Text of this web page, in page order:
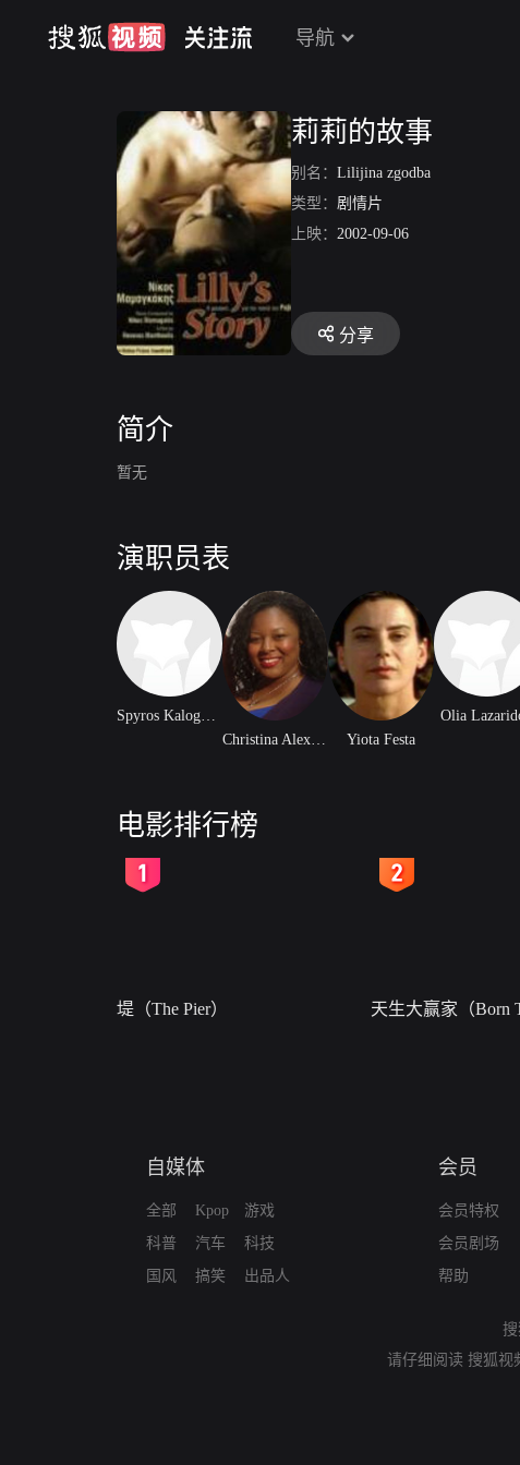
导航
莉莉的故事
别名： Lilijina zgodba
类型： 剧情片
上映： 2002-09-06
分享
简介
暂无
演职员表
Spyros Kalogyrou
Yiota Festa
Olia
电影排行榜
堤（The Pier） 天生大赢家（Born
自媒体
全部
科普
国风
Kpop
汽车
搞笑
游戏
科技
出品人
会员
会员特权
会员剧场
帮助
请仔细阅读 搜狐视